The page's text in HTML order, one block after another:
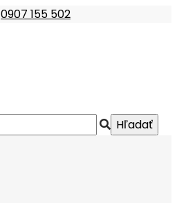
0907 155 502